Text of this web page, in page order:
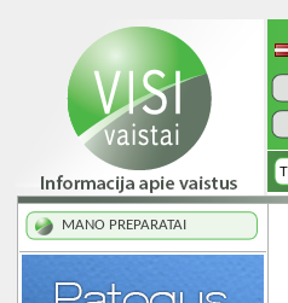
MANO PREPARATAI